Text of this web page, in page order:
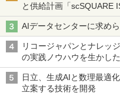
と供給計画「scSQUARE
AIデータセンターに求め
リコージャパンとナレッ
の実践ノウハウを生かし
日立、生成AIと数理最適
立案する技術を開発